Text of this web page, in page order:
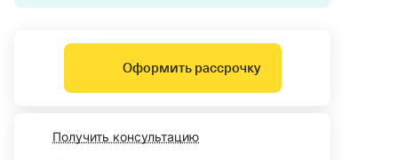
Оформить рассрочку
Получить консультацию